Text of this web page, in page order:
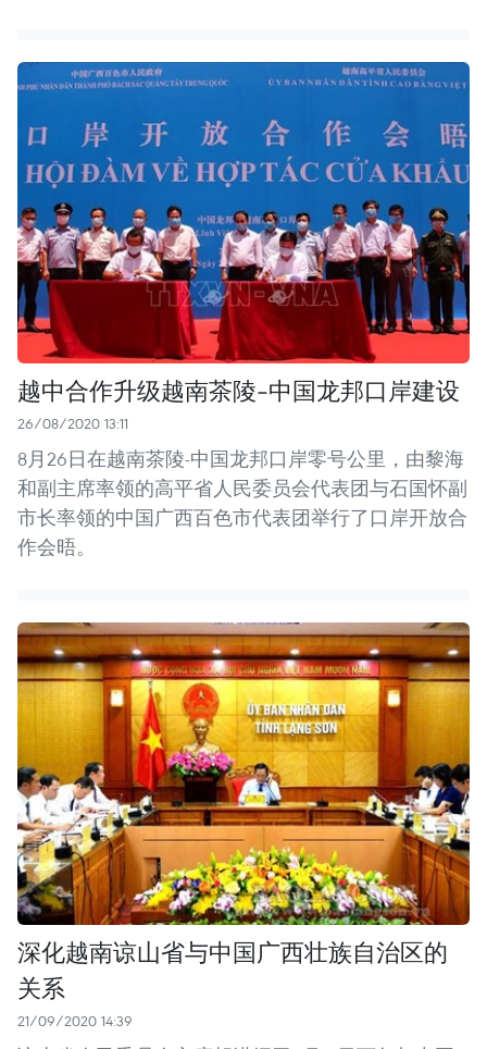
越中合作升级越南茶陵-中国龙邦口岸建设
26/08/2020 13:11
8月26日在越南茶陵-中国龙邦口岸零号公里，由黎海
和副主席率领的高平省人民委员会代表团与石国怀副
市长率领的中国广西百色市代表团举行了口岸开放合
作会晤。
深化越南谅山省与中国广西壮族自治区的
关系
21/09/2020 14:39